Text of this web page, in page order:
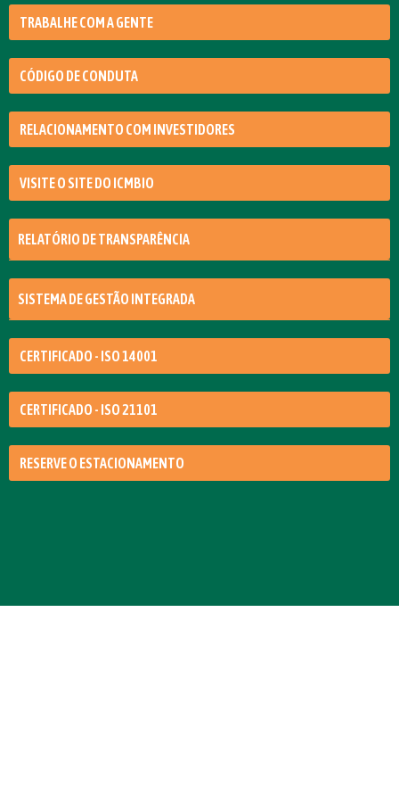
TRABALHE COM A GENTE
CÓDIGO DE CONDUTA
RELACIONAMENTO COM INVESTIDORES
VISITE O SITE DO ICMBIO
RELATÓRIO DE TRANSPARÊNCIA
SISTEMA DE GESTÃO INTEGRADA
CERTIFICADO - ISO 14001
CERTIFICADO - ISO 21101
RESERVE O ESTACIONAMENTO